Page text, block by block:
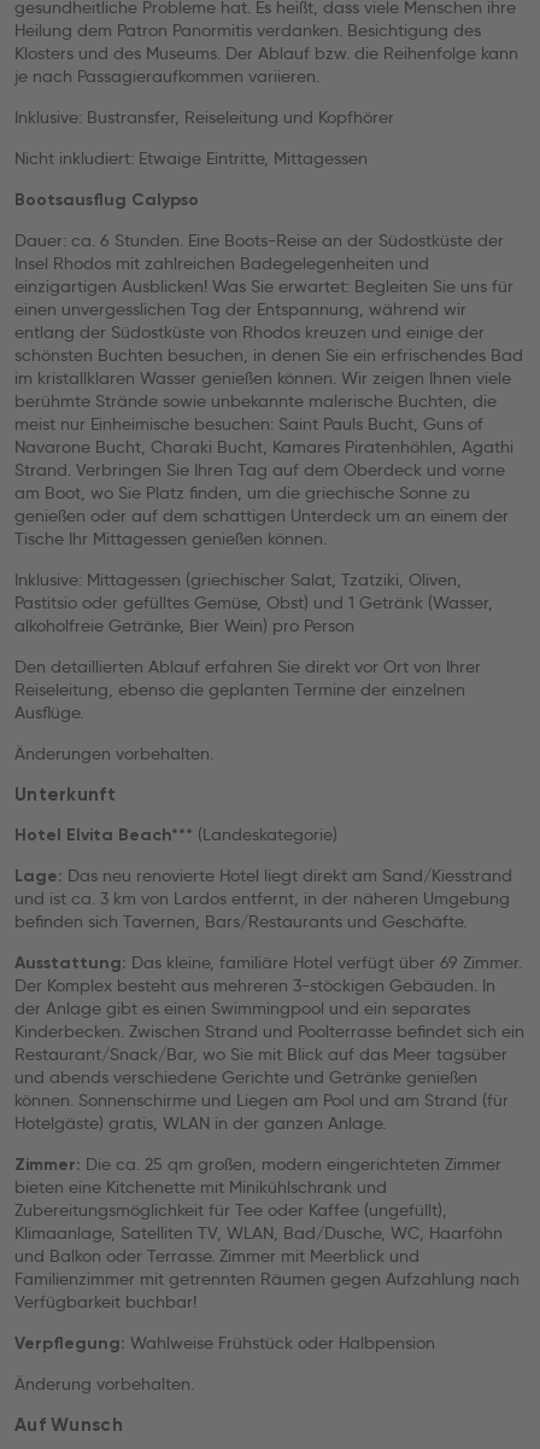
gesundheitliche Probleme hat. Es heißt, dass viele Menschen ihre
Heilung dem Patron Panormitis verdanken. Besichtigung des
Klosters und des Museums. Der Ablauf bzw. die Reihenfolge kann
je nach Passagieraufkommen variieren.
Inklusive: Bustransfer, Reiseleitung und Kopfhörer
Nicht inkludiert: Etwaige Eintritte, Mittagessen
Bootsausflug Calypso
Dauer: ca. 6 Stunden. Eine Boots-Reise an der Südostküste der
Insel Rhodos mit zahlreichen Badegelegenheiten und
einzigartigen Ausblicken! Was Sie erwartet: Begleiten Sie uns für
einen unvergesslichen Tag der Entspannung, während wir
entlang der Südostküste von Rhodos kreuzen und einige der
schönsten Buchten besuchen, in denen Sie ein erfrischendes Bad
im kristallklaren Wasser genießen können. Wir zeigen Ihnen viele
berühmte Strände sowie unbekannte malerische Buchten, die
meist nur Einheimische besuchen: Saint Pauls Bucht, Guns of
Navarone Bucht, Charaki Bucht, Kamares Piratenhöhlen, Agathi
Strand. Verbringen Sie Ihren Tag auf dem Oberdeck und vorne
am Boot, wo Sie Platz finden, um die griechische Sonne zu
genießen oder auf dem schattigen Unterdeck um an einem der
Tische Ihr Mittagessen genießen können.
Inklusive: Mittagessen (griechischer Salat, Tzatziki, Oliven,
Pastitsio oder gefülltes Gemüse, Obst) und 1 Getränk (Wasser,
alkoholfreie Getränke, Bier Wein) pro Person
Den detaillierten Ablauf erfahren Sie direkt vor Ort von Ihrer
Reiseleitung, ebenso die geplanten Termine der einzelnen
Ausflüge.
Änderungen vorbehalten.
Unterkunft
Hotel Elvita Beach*** (Landeskategorie)
Lage: Das neu renovierte Hotel liegt direkt am Sand/Kiesstrand
und ist ca. 3 km von Lardos entfernt, in der näheren Umgebung
befinden sich Tavernen, Bars/Restaurants und Geschäfte.
Ausstattung: Das kleine, familiäre Hotel verfügt über 69 Zimmer.
Der Komplex besteht aus mehreren 3-stöckigen Gebäuden. In
der Anlage gibt es einen Swimmingpool und ein separates
Kinderbecken. Zwischen Strand und Poolterrasse befindet sich ein
Restaurant/Snack/Bar, wo Sie mit Blick auf das Meer tagsüber
und abends verschiedene Gerichte und Getränke genießen
können. Sonnenschirme und Liegen am Pool und am Strand (für
Hotelgäste) gratis, WLAN in der ganzen Anlage.
Zimmer: Die ca. 25 qm großen, modern eingerichteten Zimmer
bieten eine Kitchenette mit Minikühlschrank und
Zubereitungsmöglichkeit für Tee oder Kaffee (ungefüllt),
Klimaanlage, Satelliten TV, WLAN, Bad/Dusche, WC, Haarföhn
und Balkon oder Terrasse. Zimmer mit Meerblick und
Familienzimmer mit getrennten Räumen gegen Aufzahlung nach
Verfügbarkeit buchbar!
Verpflegung: Wahlweise Frühstück oder Halbpension
Änderung vorbehalten.
Auf Wunsch